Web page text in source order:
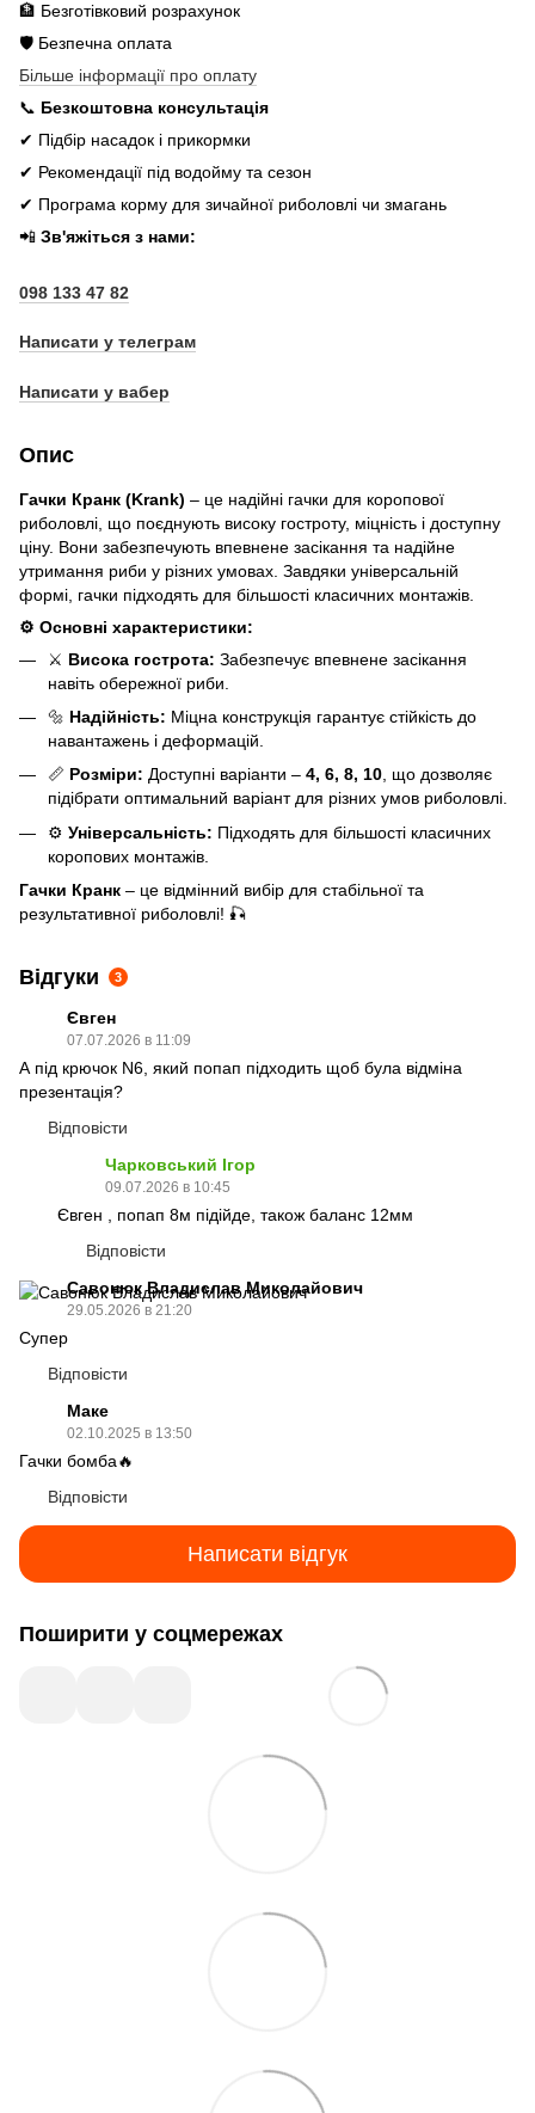
🏦 Безготівковий розрахунок
🛡️ Безпечна оплата
Більше інформації про оплату
📞 Безкоштовна консультація
✔ Підбір насадок і прикормки
✔ Рекомендації під водойму та сезон
✔ Програма корму для зичайної риболовлі чи змагань
📲 Зв'яжіться з нами:
098 133 47 82
Написати у телеграм
Написати у вабер
Опис
Гачки Кранк (Krank) – це надійні гачки для коропової
риболовлі, що поєднують високу гостроту, міцність і доступну
ціну. Вони забезпечують впевнене засікання та надійне
утримання риби у різних умовах. Завдяки універсальній
формі, гачки підходять для більшості класичних монтажів.
⚙️ Основні характеристики:
⚔️ Висока гострота: Забезпечує впевнене засікання
навіть обережної риби.
🔩 Надійність: Міцна конструкція гарантує стійкість до
навантажень і деформацій.
📏 Розміри: Доступні варіанти – 4, 6, 8, 10, що дозволяє
підібрати оптимальний варіант для різних умов риболовлі.
⚙️ Універсальність: Підходять для більшості класичних
коропових монтажів.
Гачки Кранк – це відмінний вибір для стабільної та
результативної риболовлі! 🎣
Відгуки 3
Євген
07.07.2026 в 11:09
А під крючок N6, який попап підходить щоб була відміна
презентація?
Відповісти
Чарковський Ігор
09.07.2026 в 10:45
Євген , попап 8м підійде, також баланс 12мм
Відповісти
Савонюк Владислав Миколайович
29.05.2026 в 21:20
Супер
Відповісти
Маке
02.10.2025 в 13:50
Гачки бомба🔥
Відповісти
Написати відгук
Поширити у соцмережах